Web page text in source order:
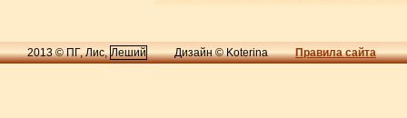
2013 © ПГ, Лис,Леший Дизайн © Koterina Правила сайта